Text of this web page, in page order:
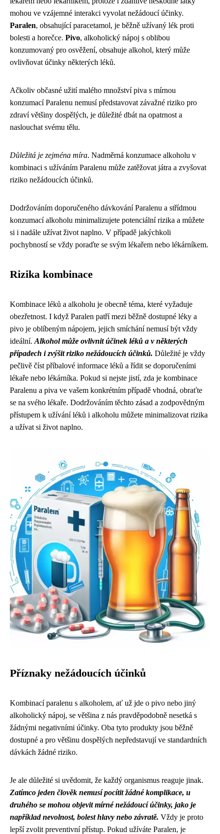
mohou ve vzájemné interakci vyvolat nežádoucí účinky.
Paralen, obsahující paracetamol, je běžně užívaný lék proti
bolesti a horečce. Pivo, alkoholický nápoj s oblibou
konzumovaný pro osvěžení, obsahuje alkohol, který může
ovlivňovat účinky některých léků.
Ačkoliv občasné užití malého množství piva s mírnou
konzumací Paralenu nemusí představovat závažné riziko pro
zdraví většiny dospělých, je důležité dbát na opatrnost a
naslouchat svému tělu.
Důležitá je zejména míra. Nadměrná konzumace alkoholu v
kombinaci s užíváním Paralenu může zatěžovat játra a zvyšovat
riziko nežádoucích účinků.
Dodržováním doporučeného dávkování Paralenu a střídmou
konzumací alkoholu minimalizujete potenciální rizika a můžete
si i nadále užívat život naplno. V případě jakýchkoli
pochybností se vždy poraďte se svým lékařem nebo lékárníkem.
Rizika kombinace
Kombinace léků a alkoholu je obecně téma, které vyžaduje
obezřetnost. I když Paralen patří mezi běžně dostupné léky a
pivo je oblíbeným nápojem, jejich smíchání nemusí být vždy
ideální. Alkohol může ovlivnit účinek léků a v některých
případech i zvýšit riziko nežádoucích účinků. Důležité je vždy
pečlivě číst příbalové informace léků a řídit se doporučeními
lékaře nebo lékárníka. Pokud si nejste jistí, zda je kombinace
Paralenu a piva ve vašem konkrétním případě vhodná, obraťte
se na svého lékaře. Dodržováním těchto zásad a zodpovědným
přístupem k užívání léků i alkoholu můžete minimalizovat rizika
a užívat si život naplno.
Příznaky nežádoucích účinků
Kombinací paralenu s alkoholem, ať už jde o pivo nebo jiný
alkoholický nápoj, se většina z nás pravděpodobně nesetká s
žádnými negativními účinky. Oba tyto produkty jsou běžně
dostupné a pro většinu dospělých nepředstavují ve standardních
dávkách žádné riziko.
Je ale důležité si uvědomit, že každý organismus reaguje jinak.
Zatímco jeden člověk nemusí pocítit žádné komplikace, u
druhého se mohou objevit mírné nežádoucí účinky, jako je
například nevolnost, bolest hlavy nebo závratě. Vždy je proto
lepší zvolit preventivní přístup. Pokud užíváte Paralen, je